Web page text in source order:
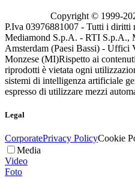
Copyright © 1999-
P.Iva 03976881007 - Tutti i diritti
Mediamond S.p.A. - RTI S.p.A.,
Amsterdam (Paesi Bassi) - Uffici
Monzese (MI)Rispetto ai
riprodotti è vietata ogni
sistemi di intelligenza artificiale
espresso di utilizzare mezzi
Legal
CorporatePrivacy PolicyCookie
Media
Video
Foto